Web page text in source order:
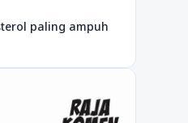
paling ampuh